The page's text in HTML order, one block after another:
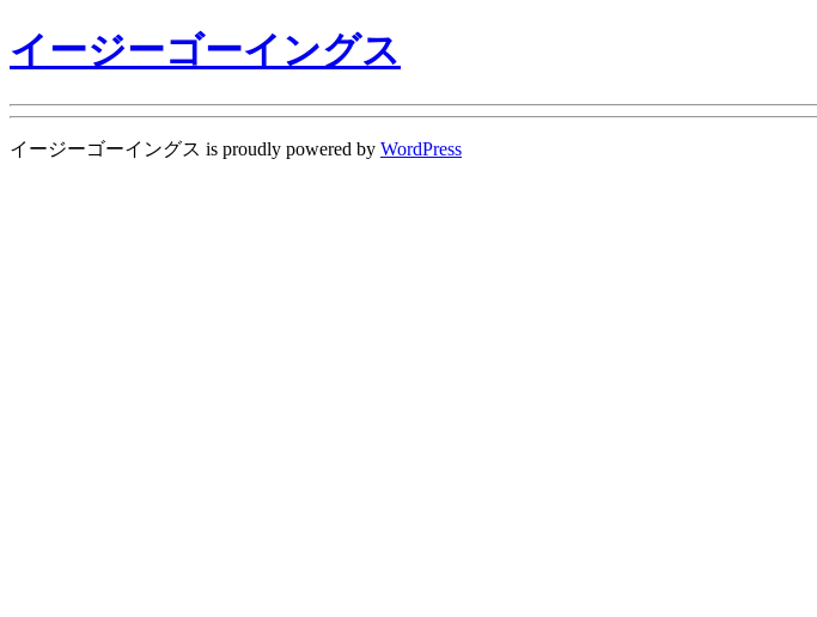
イージーゴーイングス
イージーゴーイングス is proudly powered by WordPress